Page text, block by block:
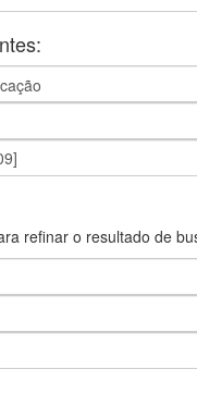
refinar o resultado de